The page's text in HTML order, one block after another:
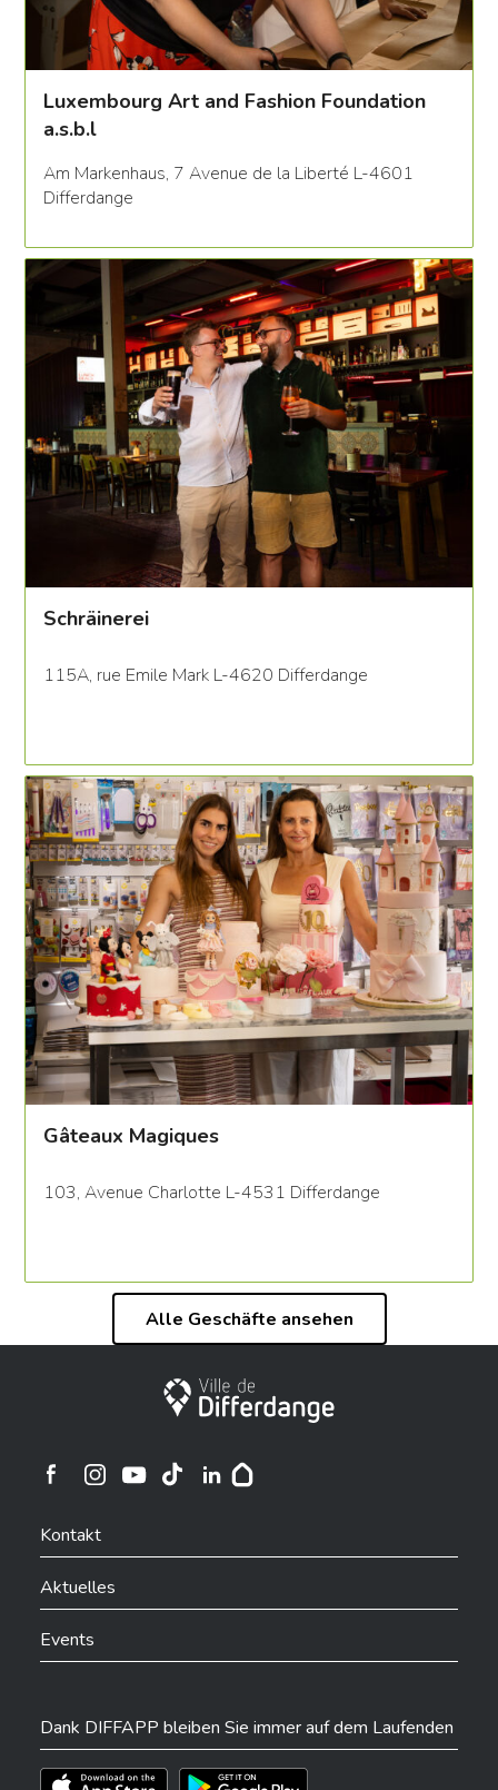
Luxembourg Art and Fashion Foundation
a.s.b.l
Am Markenhaus, 7 Avenue de la Liberté L-4601
Differdange
Schräinerei
115A, rue Emile Mark L-4620 Differdange
Gâteaux Magiques
103, Avenue Charlotte L-4531 Differdange
Alle Geschäfte ansehen
Stadt Differdingen
Ville de Differdange sur Instagram
Kontakt
Aktuelles
Events
Dank DIFFAPP bleiben Sie immer auf dem Laufenden
Téléchargez l'app sur l'App StoreTéléchargez l'app sur Play Store